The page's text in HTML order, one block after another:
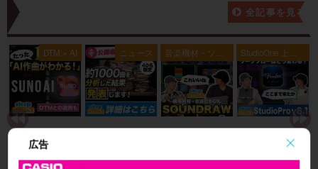
広告
新着記事一覧 全記事を見る
DTM × AI
SUNOの
使い方とA
ニュース
せ】J-PO
音楽機材・ソフ
ト
リアなAI
StudioOne 上級
者編
Fender St
udio Pro